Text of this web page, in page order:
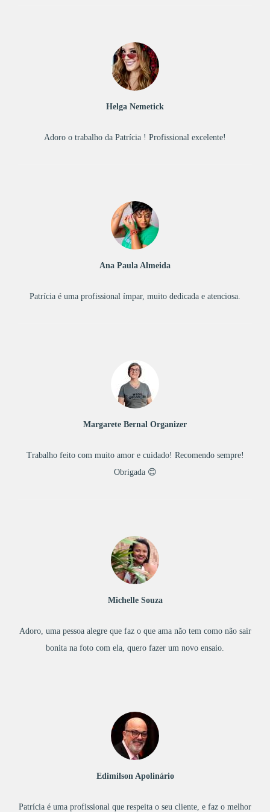
Adoro o trabalho da Patrícia ! Profissional excelente!
Helga Nemetick
Patrícia é uma profissional ímpar, muito dedicada e atenciosa.
Ana Paula Almeida
Trabalho feito com muito amor e cuidado! Recomendo sempre!
Obrigada 😊
Margarete Bernal Organizer
Adoro, uma pessoa alegre que faz o que ama não tem como não sair
bonita na foto com ela, quero fazer um novo ensaio.
Michelle Souza
Patrícia é uma profissional que respeita o seu cliente, e faz o melhor
Edimilson Apolinário